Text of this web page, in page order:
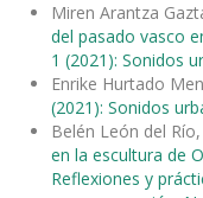
Miren Arantza
del pasado vasco
1 (2021): Sonidos
Enrike Hurtado
(2021): Sonidos
Belén León del Río,
en la escultura de
Reflexiones y